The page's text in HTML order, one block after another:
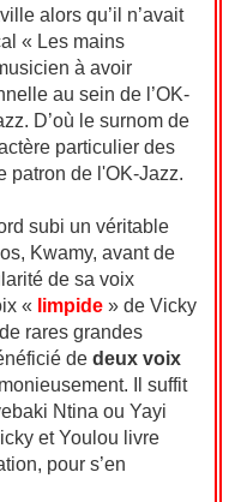
alors qu’il n’avait
« Les mains
à avoir
au sein de l’OK-
D’où le surnom de
particulier des
patron de l'OK-Jazz.
subi un véritable
Kwamy, avant de
de sa voix
« limpide » de Vicky
rares grandes
dedeux voix
Il suffit
Ntina ou Yayi
et Youlou livre
pour s’en